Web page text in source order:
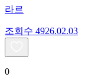
라르
조회수 4926.02.03
0